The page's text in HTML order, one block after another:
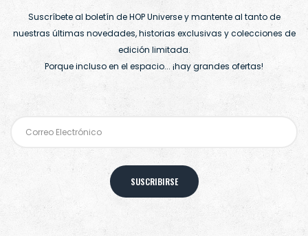
Suscríbete al boletín de HOP Universe y mantente al tanto de
nuestras últimas novedades, historias exclusivas y colecciones de
edición limitada.
Porque incluso en el espacio... ¡hay grandes ofertas!
SUSCRIBIRSE